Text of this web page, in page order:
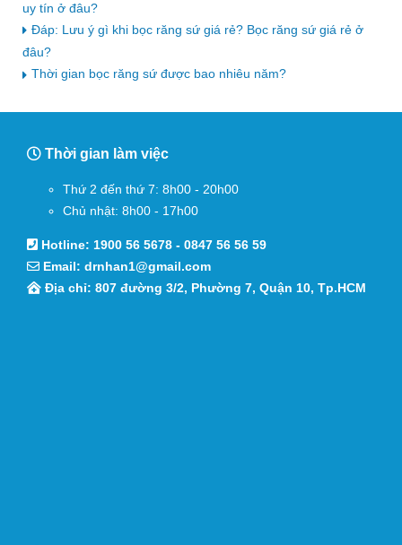
uy tín ở đâu?
Đáp: Lưu ý gì khi bọc răng sứ giá rẻ? Bọc răng sứ giá rẻ ở
đâu?
Thời gian bọc răng sứ được bao nhiêu năm?
Thời gian làm việc
Thứ 2 đến thứ 7: 8h00 - 20h00
Chủ nhật: 8h00 - 17h00
Hotline: 1900 56 5678 - 0847 56 56 59
Email: drnhan1@gmail.com
Địa chỉ: 807 đường 3/2, Phường 7, Quận 10, Tp.HCM